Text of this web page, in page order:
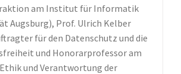
am Institut für Informatik
Augsburg), Prof. Ulrich Kelber
für den Datenschutz und die
und Honorarprofessor am
und Verantwortung der